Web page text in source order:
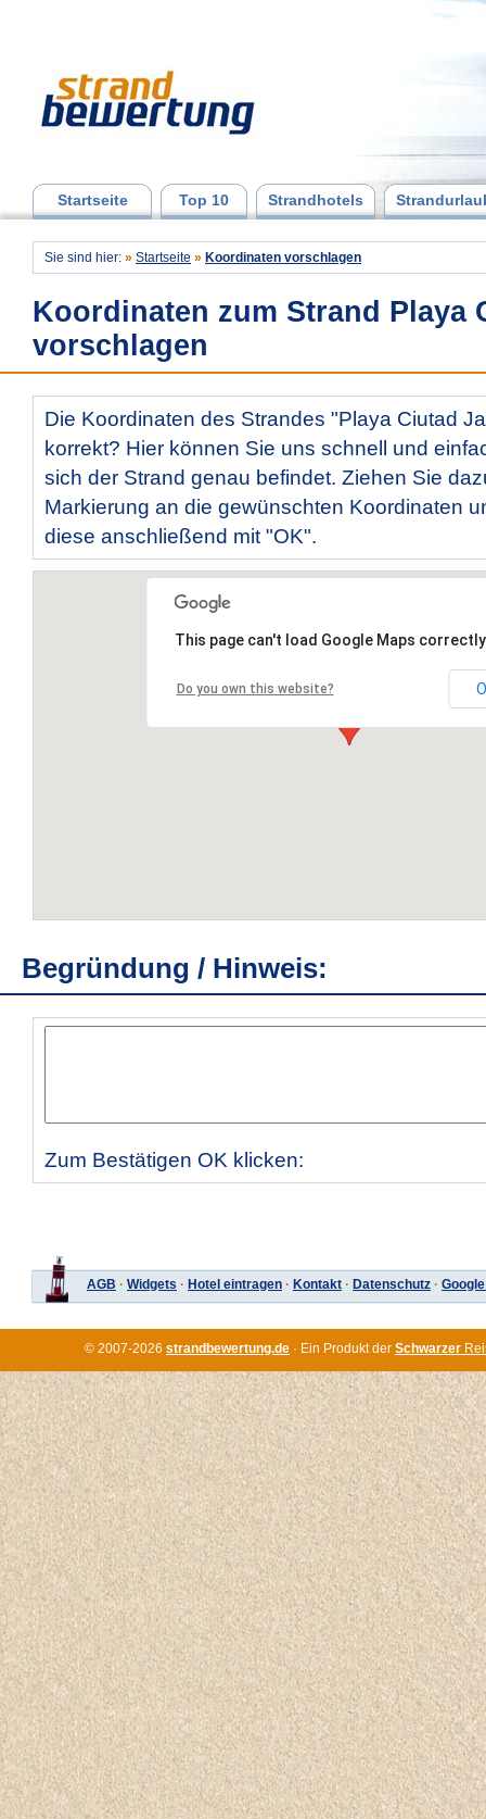
Startseite Top 10 Strandhotels
Sie sind hier: » Startseite » Koordinaten vorschlagen
Koordinaten zum Strand Playa
vorschlagen
Die Koordinaten des Strandes "Playa Ciutad
korrekt? Hier können Sie uns schnell und
sich der Strand genau befindet. Ziehen Sie
Markierung an die gewünschten Koordinaten
diese anschließend mit "OK".
This page can't load Google Maps
Do you own this website?
Begründung / Hinweis:
Zum Bestätigen OK klicken:
AGB · Widgets · Hotel eintragen · Kontakt · Datenschutz ·
© 2007-2026 strandbewertung.de · Ein Produkt der Schwarzer